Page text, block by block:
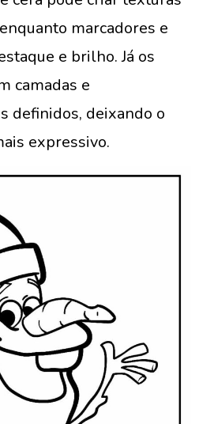
marcadores e
e brilho. Já os
camadas e
definidos, deixando o
expressivo.